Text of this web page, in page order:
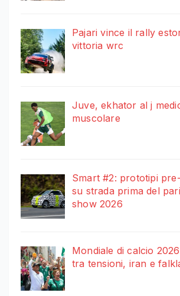
Pajari vince il rally
vittoria wrc
Juve, ekhator al j
muscolare
Smart #2: prototipi
su strada prima del
show 2026
Mondiale di calcio
tra tensioni, iran e